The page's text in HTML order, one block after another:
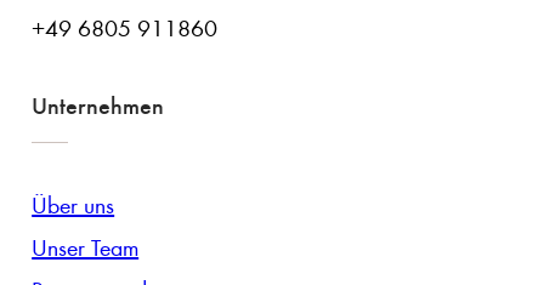
+49 6805 911860
Unternehmen
Über uns
Unser Team